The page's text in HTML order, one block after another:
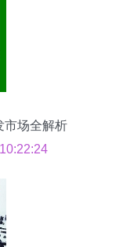
市场全解析